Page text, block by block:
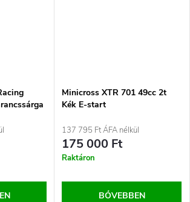
Minicross XTR 701 49cc 2t
Kék E-start
137 795 Ft ÁFA nélkül
175 000 Ft
Raktáron
BŐVEBBEN